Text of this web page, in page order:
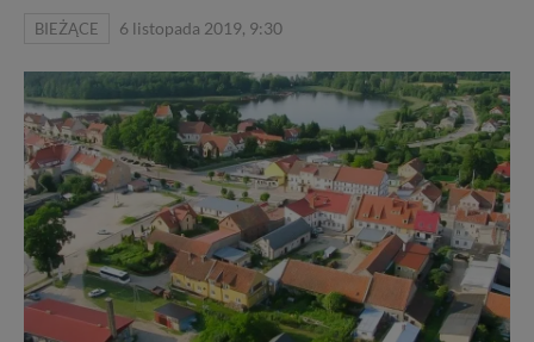
BIEŻĄCE 6 listopada 2019, 9:30